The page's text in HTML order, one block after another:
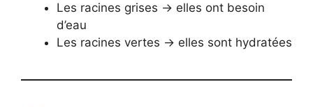
Les racines grises → elles ont besoin
d’eau
Les racines vertes → elles sont hydratées